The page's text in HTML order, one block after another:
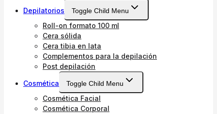
Depilatorios Toggle Child Menu
Roll-on formato 100 ml
Cera sólida
Cera tibia en lata
Complementos para la depilación
Post depilación
Cosmética Toggle Child Menu
Cosmética Facial
Cosmética Corporal